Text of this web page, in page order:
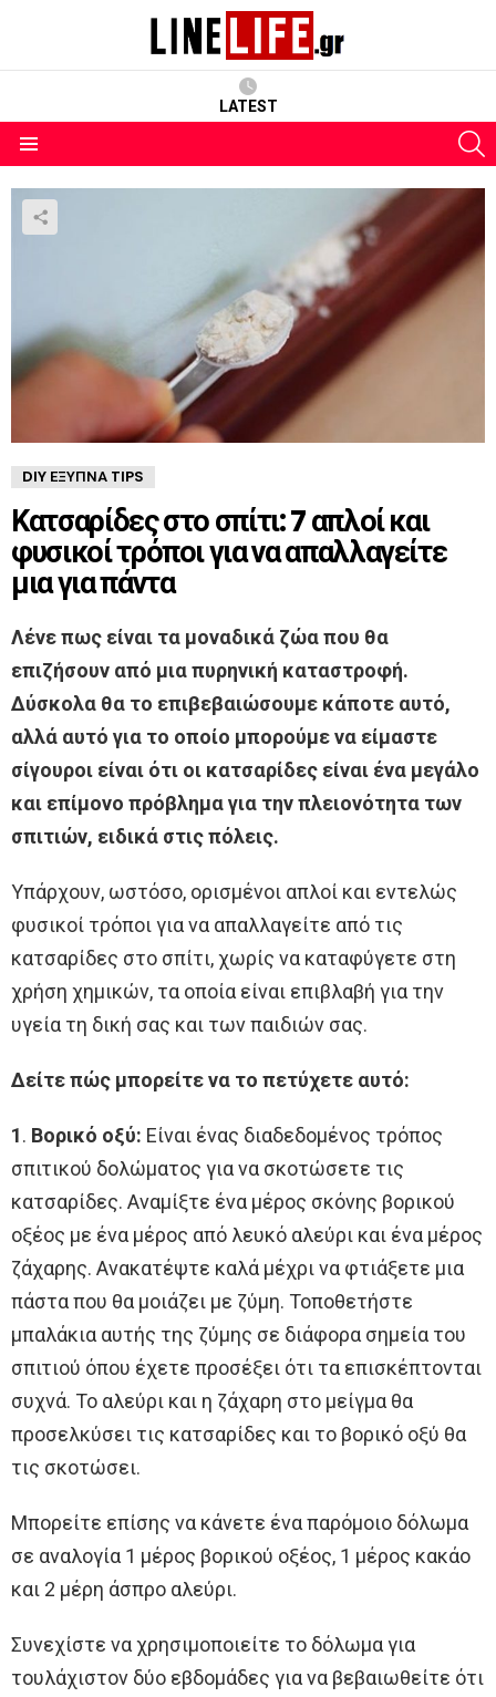
LATEST
DIY ΈΞΥΠΝΑ TIPS
Κατσαρίδες στο σπίτι: 7 απλοί και
φυσικοί τρόποι για να απαλλαγείτε
μια για πάντα
Λένε πως είναι τα μοναδικά ζώα που θα
επιζήσουν από μια πυρηνική καταστροφή.
Δύσκολα θα το επιβεβαιώσουμε κάποτε αυτό,
αλλά αυτό για το οποίο μπορούμε να είμαστε
σίγουροι είναι ότι οι κατσαρίδες είναι ένα μεγάλο
και επίμονο πρόβλημα για την πλειονότητα των
σπιτιών, ειδικά στις πόλεις.
Υπάρχουν, ωστόσο, ορισμένοι απλοί και εντελώς
φυσικοί τρόποι για να απαλλαγείτε από τις
κατσαρίδες στο σπίτι, χωρίς να καταφύγετε στη
χρήση χημικών, τα οποία είναι επιβλαβή για την
υγεία τη δική σας και των παιδιών σας.
Δείτε πώς μπορείτε να το πετύχετε αυτό:
1. Βορικό οξύ: Είναι ένας διαδεδομένος τρόπος
σπιτικού δολώματος για να σκοτώσετε τις
κατσαρίδες. Αναμίξτε ένα μέρος σκόνης βορικού
οξέος με ένα μέρος από λευκό αλεύρι και ένα μέρος
ζάχαρης. Ανακατέψτε καλά μέχρι να φτιάξετε μια
πάστα που θα μοιάζει με ζύμη. Τοποθετήστε
μπαλάκια αυτής της ζύμης σε διάφορα σημεία του
σπιτιού όπου έχετε προσέξει ότι τα επισκέπτονται
συχνά. Το αλεύρι και η ζάχαρη στο μείγμα θα
προσελκύσει τις κατσαρίδες και το βορικό οξύ θα
τις σκοτώσει.
Μπορείτε επίσης να κάνετε ένα παρόμοιο δόλωμα
σε αναλογία 1 μέρος βορικού οξέος, 1 μέρος κακάο
και 2 μέρη άσπρο αλεύρι.
Συνεχίστε να χρησιμοποιείτε το δόλωμα για
τουλάχιστον δύο εβδομάδες για να βεβαιωθείτε ότι